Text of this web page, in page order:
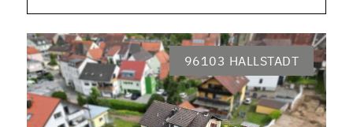
96103 HALLSTADT